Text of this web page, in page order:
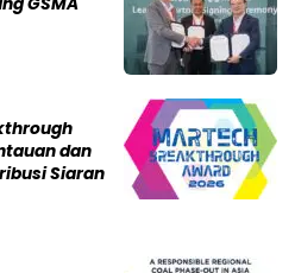
dan
Siaran